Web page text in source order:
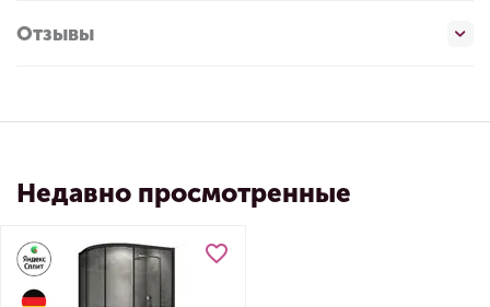
Отзывы
Недавно просмотренные